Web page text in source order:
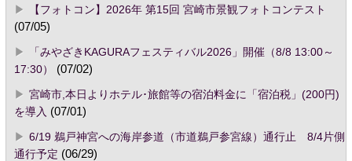
【フォトコン】2026年 第15回 宮崎市景観フォトコンテスト
(07/05)
「みやざきKAGURAフェスティバル2026」開催（8/8 13:00～
17:30）
(07/02)
宮崎市,本日よりホテル･旅館等の宿泊料金に「宿泊税」(200円)
を導入 (07/01)
6/19 鵜戸神宮への海岸参道（市道鵜戸参宮線）通行止 8/4片側
通行予定 (06/29)